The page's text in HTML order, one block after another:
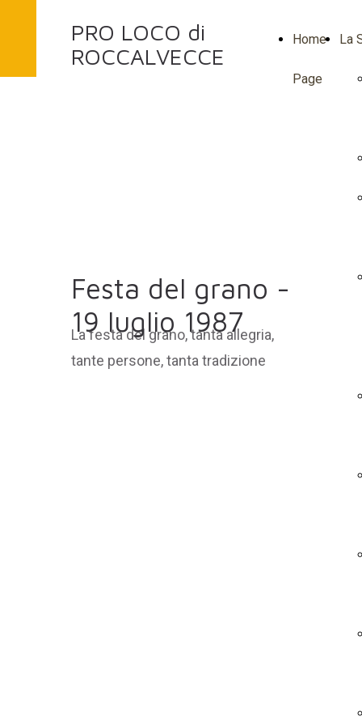
Home
Page
La
PRO LOCO di
ROCCALVECCE
Festa del grano -
19 luglio 1987
La festa del grano, tanta allegria,
tante persone, tanta tradizione